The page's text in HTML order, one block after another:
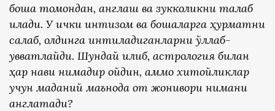
бошқа томондан, англаш ва зукколикни талаб
қилади. У ички интизом ва бошқаларга ҳурматни
сақлаб, олдинга интиладиганларни қўллаб-
қувватлайди. Шундай қилиб, астрология билан
ҳар нави нимадир ойдин, аммо хитойликлар
учун маданий маънода от жонивори нимани
англатади?